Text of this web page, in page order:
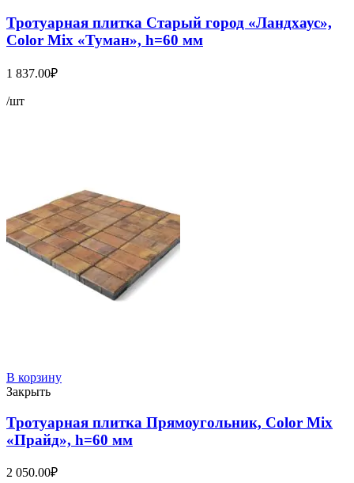
Тротуарная плитка Старый город «Ландхаус»,
Color Mix «Туман», h=60 мм
1 837.00₽
/шт
В корзину
Закрыть
Тротуарная плитка Прямоугольник, Color Mix
«Прайд», h=60 мм
2 050.00₽